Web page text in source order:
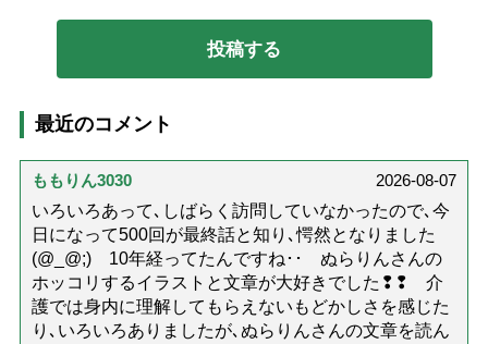
最近のコメント
ももりん3030
2026-08-07
いろいろあって､しばらく訪問していなかったので､今
日になって500回が最終話と知り､愕然となりました
(@_@;) 10年経ってたんですね･･ ぬらりんさんの
ホッコリするイラストと文章が大好きでした❢❢ 介
護では身内に理解してもらえないもどかしさを感じた
り､いろいろありましたが､ぬらりんさんの文章を読ん